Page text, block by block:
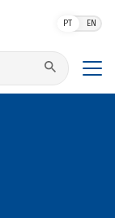
PT EN